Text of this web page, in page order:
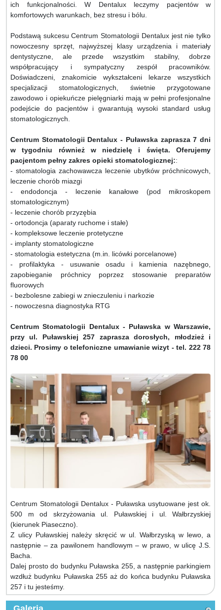
ich funkcjonalności. W Dentalux leczymy pacjentów w
komfortowych warunkach, bez stresu i bólu.
Podstawą sukcesu Centrum Stomatologii Dentalux jest nie tylko
nowoczesny sprzęt, najwyższej klasy urządzenia i materiały
dentystyczne, ale przede wszystkim stabilny, dobrze
współpracujący i sympatyczny zespół pracowników.
Doświadczeni, znakomicie wykształceni lekarze wszystkich
specjalizacji stomatologicznych, świetnie przygotowane
zawodowo i opiekuńcze pielęgniarki mają w pełni profesjonalne
podejście do pacjentów i gwarantują wysoki standard usług
stomatologicznych.
Centrum Stomatologii Dentalux - Puławska zaprasza 7 dni
w tygodniu również w niedzielę i święta. Oferujemy
pacjentom pełny zakres opieki stomatologicznej::
- stomatologia zachowawcza leczenie ubytków próchnicowych,
leczenie chorób miazgi
- endodoncja - leczenie kanałowe (pod mikroskopem
stomatologicznym)
- leczenie chorób przyzębia
- ortodoncja (aparaty ruchome i stałe)
- kompleksowe leczenie protetyczne
- implanty stomatologiczne
- stomatologia estetyczna (m.in. licówki porcelanowe)
- profilaktyka - usuwanie osadu i kamienia nazębnego,
zapobieganie próchnicy poprzez stosowanie preparatów
fluorowych
- bezbolesne zabiegi w znieczuleniu i narkozie
- nowoczesna diagnostyka RTG
Centrum Stomatologii Dentalux - Puławska w Warszawie,
przy ul. Puławskiej 257 zaprasza dorosłych, młodzież i
dzieci. Prosimy o telefoniczne umawianie wizyt - tel. 222 78
78 00
Centrum Stomatologii Dentalux - Puławska usytuowane jest ok.
500 m od skrzyżowania ul. Puławskiej i ul. Wałbrzyskiej
(kierunek Piaseczno).
Z ulicy Puławskiej należy skręcić w ul. Wałbrzyską w lewo, a
następnie – za pawilonem handlowym – w prawo, w ulicę J.S.
Bacha.
Dalej prosto do budynku Puławska 255, a następnie parkingiem
wzdłuż budynku Puławska 255 aż do końca budynku Puławska
257 i tu jesteśmy.